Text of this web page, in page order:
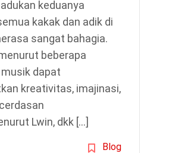
keduanya
kakak dan adik di
sangat bahagia.
beberapa
dapat
kreativitas, imajinasi,
Lwin, dkk […]
Blog